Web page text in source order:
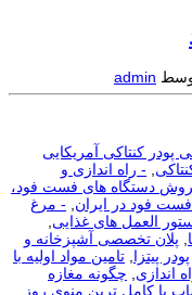
admin
پودر کنتاکی آمریکایی
, - راه اندازی و
دستگاه های فست فود،
فست فود در ایران, - مرغ
العمل های غذایی,
, پلان تخصصی آشپزخانه و
پودر پیتزا, تامین مواد اولیه با
اندازی, چگونه مغازه
با کامل ترین منوی روز